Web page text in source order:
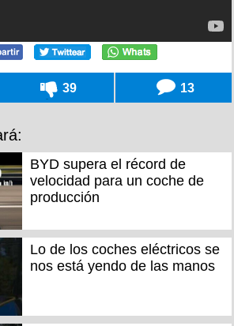
39 13
BYD supera el récord de
velocidad para un coche de
producción
Lo de los coches eléctricos se
nos está yendo de las manos